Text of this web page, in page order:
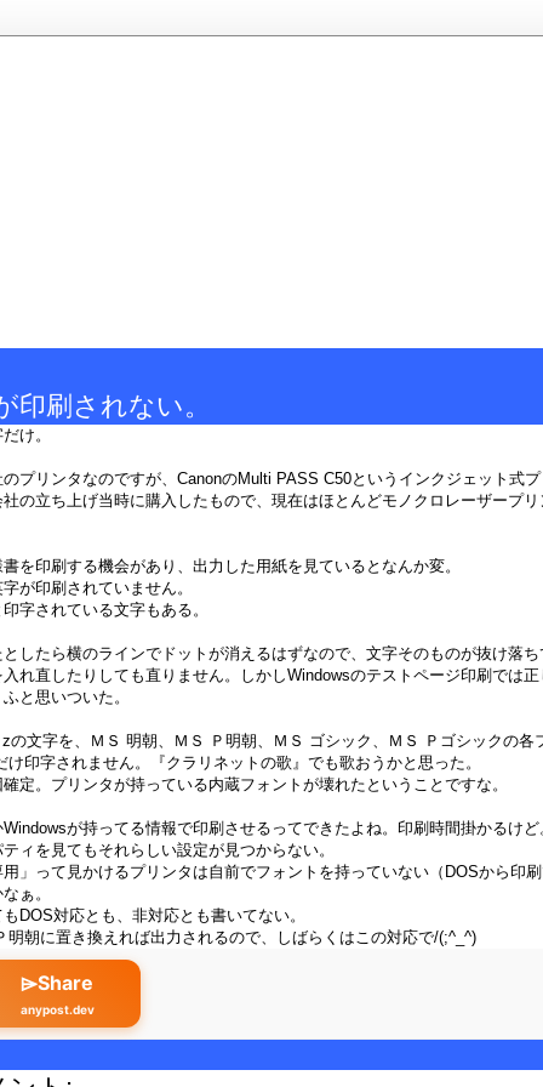
印刷されない。
け。
プリンタなのですが、CanonのMulti PASS C50というインクジェット式
社の立ち上げ当時に購入したもので、現在はほとんどモノクロレーザープ
を印刷する機会があり、出力した用紙を見ているとなんか変。
が印刷されていません。
字されている文字もある。
としたら横のラインでドットが消えるはずなので、文字そのものが抜け落
れ直したりしても直りません。しかしWindowsのテストページ印刷では
と思いついた。
の文字を、ＭＳ 明朝、ＭＳ Ｐ明朝、ＭＳ ゴシック、ＭＳ Ｐゴシックの
け印字されません。『クラリネットの歌』でも歌おうかと思った。
定。プリンタが持っている内蔵フォントが壊れたということですな。
Windowsが持ってる情報で印刷させるってできたよね。印刷時間掛かるけど
ィを見てもそれらしい設定が見つからない。
用」って見かけるプリンタは自前でフォントを持っていない（DOSから印
ぁ。
DOS対応とも、非対応とも書いてない。
明朝に置き換えれば出力されるので、しばらくはこの対応で/(;^_^)
⌲Share
anypost.dev